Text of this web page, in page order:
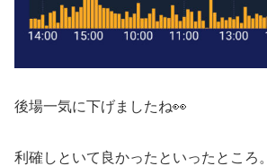
後場一気に下げましたね👀
利確しといて良かったといったところ。